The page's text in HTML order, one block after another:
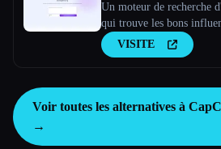
Un moteur de recherche
qui trouve les bons
entreprises
VISITE
Voir toutes les alternatives à
→